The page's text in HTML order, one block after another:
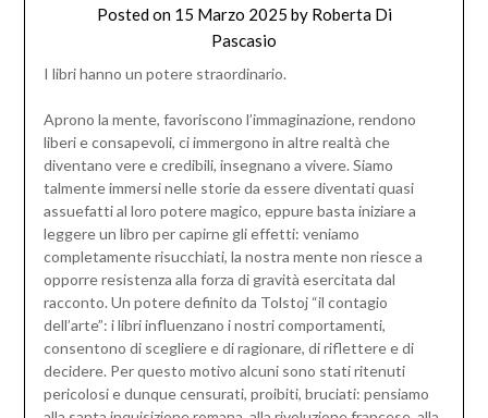
Posted on 15 Marzo 2025 by Roberta Di
Pascasio
I libri hanno un potere straordinario.
Aprono la mente, favoriscono l’immaginazione, rendono
liberi e consapevoli, ci immergono in altre realtà che
diventano vere e credibili, insegnano a vivere. Siamo
talmente immersi nelle storie da essere diventati quasi
assuefatti al loro potere magico, eppure basta iniziare a
leggere un libro per capirne gli effetti: veniamo
completamente risucchiati, la nostra mente non riesce a
opporre resistenza alla forza di gravità esercitata dal
racconto. Un potere definito da Tolstoj “il contagio
dell’arte”: i libri influenzano i nostri comportamenti,
consentono di scegliere e di ragionare, di riflettere e di
decidere. Per questo motivo alcuni sono stati ritenuti
pericolosi e dunque censurati, proibiti, bruciati: pensiamo